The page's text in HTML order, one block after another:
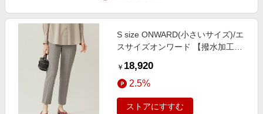
S size ONWARD(小さいサイズ)/エ
スサイズオンワード 【撥水加工・
パード パンツ ベージュ系チェック
34
￥ 18,920
2.5%
ストアにすすむ